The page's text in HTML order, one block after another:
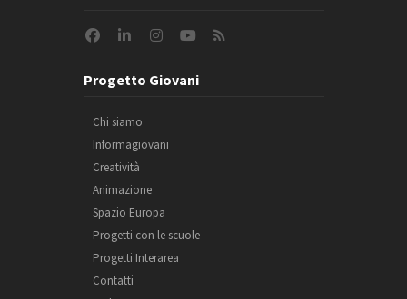
Progetto Giovani
Chi siamo
Informagiovani
Creatività
Animazione
Spazio Europa
Progetti con le scuole
Progetti Interarea
Contatti